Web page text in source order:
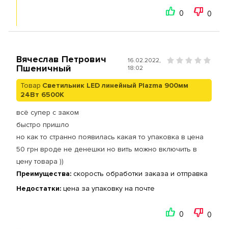
0 0
Вячеслав Петрович
Пшеничный
16.02.2022,
18:02
Товар Cветильник LED линейный Plazma 900мм
24Вт 6500K
всё супер с заком
быстро пришло
но как то странно появилась какая то упаковка в цена
50 грн вроде не денешки но вить можно включить в
цену товара ))
Преимущества: скорость обработки заказа и отправка
Недостатки: цена за упаковку на почте
0 0